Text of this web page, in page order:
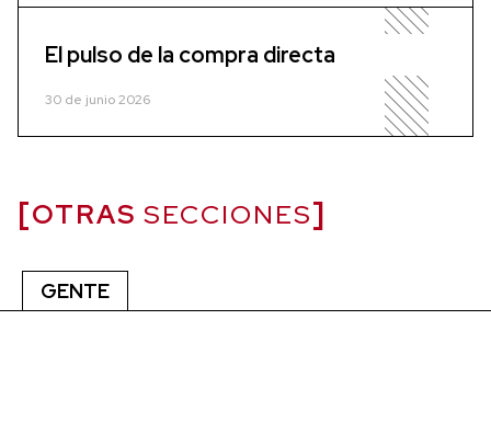
El pulso de la compra directa
30 de junio 2026
OTRAS SECCIONES
GENTE